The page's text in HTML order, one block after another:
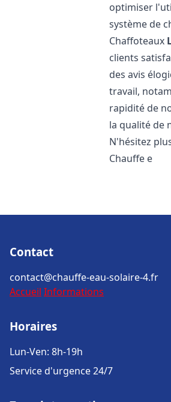
optimiser
système de
Chaffoteaux
clients
des avis
travail,
rapidité de
la qualité de
N'hésitez
Chauffe e
Contact
contact@chauffe-eau-solaire-4.fr
Accueil Informations
Horaires
Lun-Ven: 8h-19h
Service d'urgence 24/7